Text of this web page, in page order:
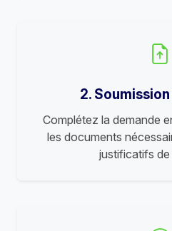
2.
Complétez la demande
les documents
justificatifs